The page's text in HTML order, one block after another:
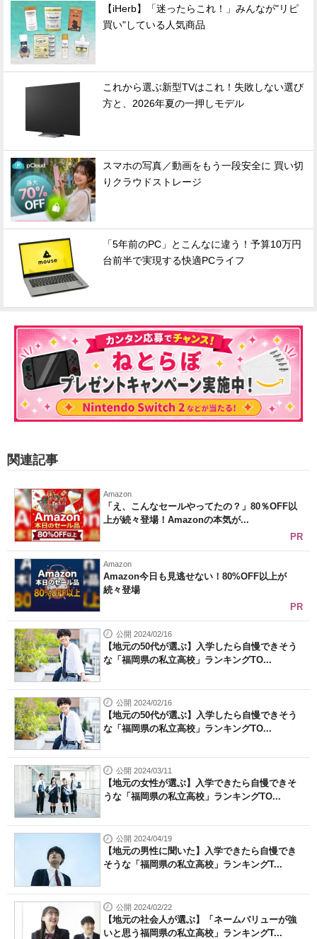
【iHerb】「迷ったらこれ！」みんなが"リピ
買い"している人気商品
これから選ぶ新型TVはこれ！失敗しない選び
方と、2026年夏の一押しモデル
スマホの写真／動画をもう一段安全に 買い切
りクラウドストレージ
「5年前のPC」とこんなに違う！予算10万円
台前半で実現する快適PCライフ
関連記事
Amazon
「え、こんなセールやってたの？」80％OFF以
上が続々登場！Amazonの本気が...
PR
Amazon
Amazon今日も見逃せない！80%OFF以上が
続々登場
PR
公開 2024/02/16
【地元の50代が選ぶ】入学したら自慢できそう
な「福岡県の私立高校」ランキングTO...
公開 2024/02/16
【地元の50代が選ぶ】入学したら自慢できそう
な「福岡県の私立高校」ランキングTO...
公開 2024/03/11
【地元の女性が選ぶ】入学できたら自慢できそ
うな「福岡県の私立高校」ランキングTO...
公開 2024/04/19
【地元の男性に聞いた】入学できたら自慢でき
そうな「福岡県の私立高校」ランキングT...
公開 2024/02/22
【地元の社会人が選ぶ】「ネームバリューが強
いと思う福岡県の私立高校」ランキングT...